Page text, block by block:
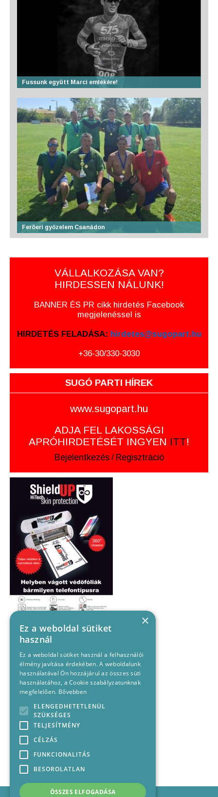
Fussunk együtt Marci emlékére!
Feröeri győzelem Csanádon
VÁLLALKOZÁSA VAN?
HIRDESSEN NÁLUNK!
BANNER ÉS PR cikk hirdetés Facebook
megjelenéssel is
HIRDETÉS FELADÁSA: hirdetes@sugopart.hu
+36-30/330-3030
SUGÓ PARTI HÍREK
www.sugopart.hu
ADJA FEL LAKOSSÁGI
APRÓHIRDETÉSÉT INGYEN ITT!
Bejelentkezés / Regisztráció
Impresszum
×
Ez a weboldal sütiket
használ
Ez a weboldal sütiket használ a felhasználói
élmény javítása érdekében. A weboldalunk
használatával Ön hozzájárul az összes süti
használatához, a Cookie szabályzatunknak
megfelelően. Bővebben
ELENGEDHETETLENÜL
SZÜKSÉGES
TELJESÍTMÉNY
CÉLZÁS
FUNKCIONALITÁS
BESOROLATLAN
ÖSSZES ELFOGADÁSA